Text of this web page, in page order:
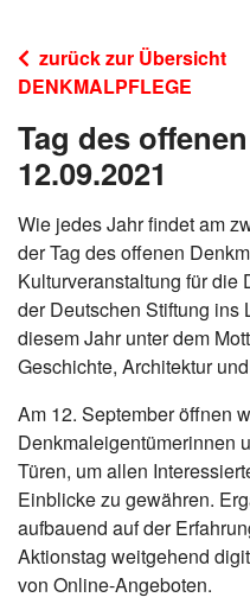
zurück zur Übersicht
DENKMALPFLEGE
Tag des
12.09.2021
Wie jedes Jahr findet am
der Tag des offenen
Kulturveranstaltung für die
der Deutschen Stiftung ins
diesem Jahr unter dem
Geschichte, Architektur
Am 12. September öffnen
Denkmaleigentümerinnen
Türen, um allen
Einblicke zu gewähren.
aufbauend auf der
Aktionstag weitgehend
von Online-Angeboten.